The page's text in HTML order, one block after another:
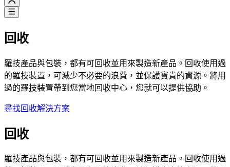
回收
羅技產品與包裝，都有可回收並用來製造新產品。回收使用過
的羅技裝置，可減少不必要的浪費，並保護寶貴的資源。將用
過的羅技裝置帶到您當地回收中心，您就可以提供協助。
尋找回收解決方案
回收
羅技產品與包裝，都有可回收並用來製造新產品。回收使用過